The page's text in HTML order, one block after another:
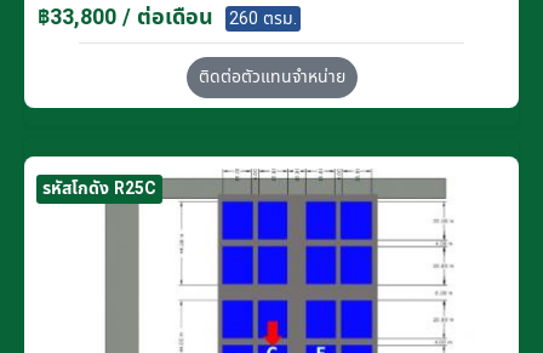
฿33,800 / ต่อเดือน 260 ตรม.
ติดต่อตัวแทนจำหน่าย
รหัสโกดัง R25C